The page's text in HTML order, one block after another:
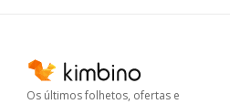
Os últimos folhetos, ofertas e